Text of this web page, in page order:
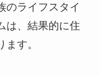
のライフスタイ
は、結果的に住
す。